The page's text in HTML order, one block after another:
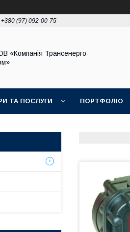
+380 (97) 092-00-75
«Компанія Трансенерго-
ТА ПОСЛУГИ ПОРТФОЛІО